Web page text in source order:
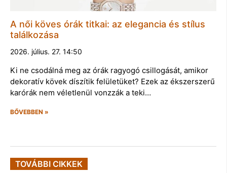
A női köves órák titkai: az elegancia és stílus
találkozása
2026. július. 27. 14:50
Ki ne csodálná meg az órák ragyogó csillogását, amikor
dekoratív kövek díszítik felületüket? Ezek az ékszerszerű
karórák nem véletlenül vonzzák a teki…
BŐVEBBEN »
TOVÁBBI CIKKEK